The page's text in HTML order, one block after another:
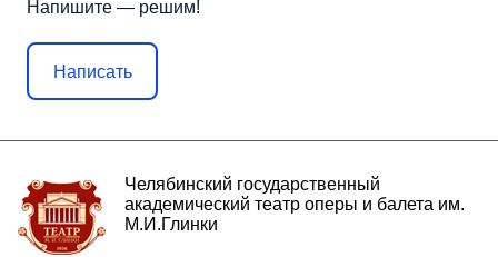
Напишите — решим!
Написать
Челябинский государственный
академический театр оперы и балета им.
М.И.Глинки